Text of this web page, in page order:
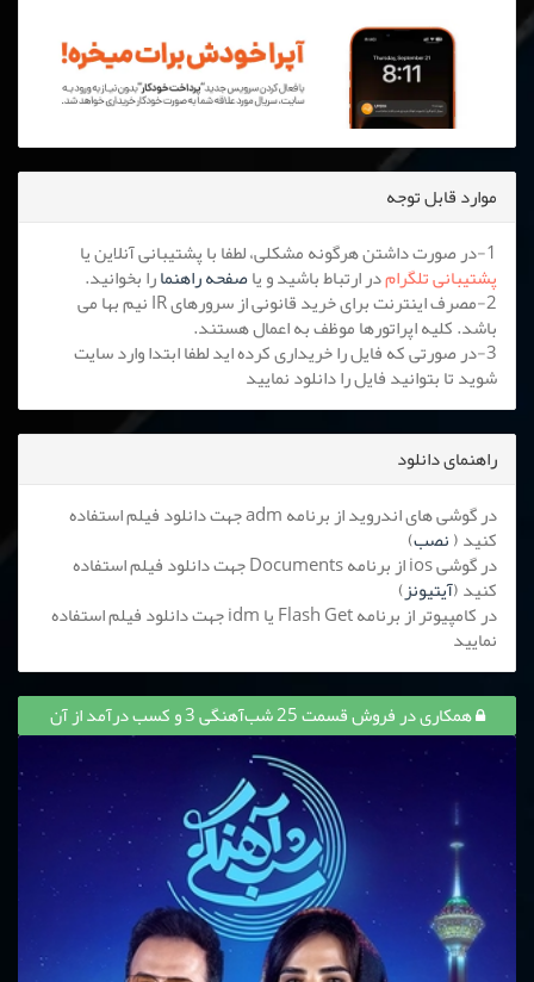
موارد قابل توجه
1-در صورت داشتن هرگونه مشکلی، لطفا با پشتیبانی آنلاین یا
پشتیبانی تلگرامدر ارتباط باشید و یاصفحه راهنمارا بخوانید.
2-مصرف اینترنت برای خرید قانونی از سرورهای IR نیم بها می
باشد. کلیه اپراتورها موظف به اعمال هستند.
3-در صورتی که فایل را خریداری کرده اید لطفا ابتدا وارد سایت
شوید تا بتوانید فایل را دانلود نمایید
راهنمای دانلود
در گوشی های اندروید از برنامه adm جهت دانلود فیلم استفاده
کنید (نصب)
در گوشی ios از برنامه Documents جهت دانلود فیلم استفاده
کنید (آیتیونز)
در کامپیوتر از برنامه Flash Get یا idm جهت دانلود فیلم استفاده
نمایید
همکاری در فروش قسمت 25 شب‌آهنگی 3 و کسب درآمد از آن